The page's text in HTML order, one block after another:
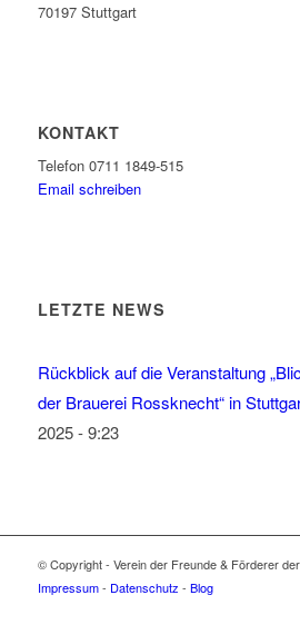
70197 Stuttgart
KONTAKT
Telefon 0711 1849-515
Email schreiben
LETZTE NEWS
Rückblick auf die Veranstaltung
der Brauerei Rossknecht“ in
2025 - 9:23
© Copyright - Verein der Freunde & Förderer
Impressum- Datenschutz - Blog